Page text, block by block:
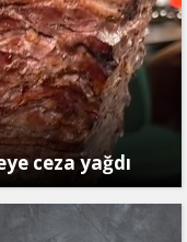
ceza yağdı